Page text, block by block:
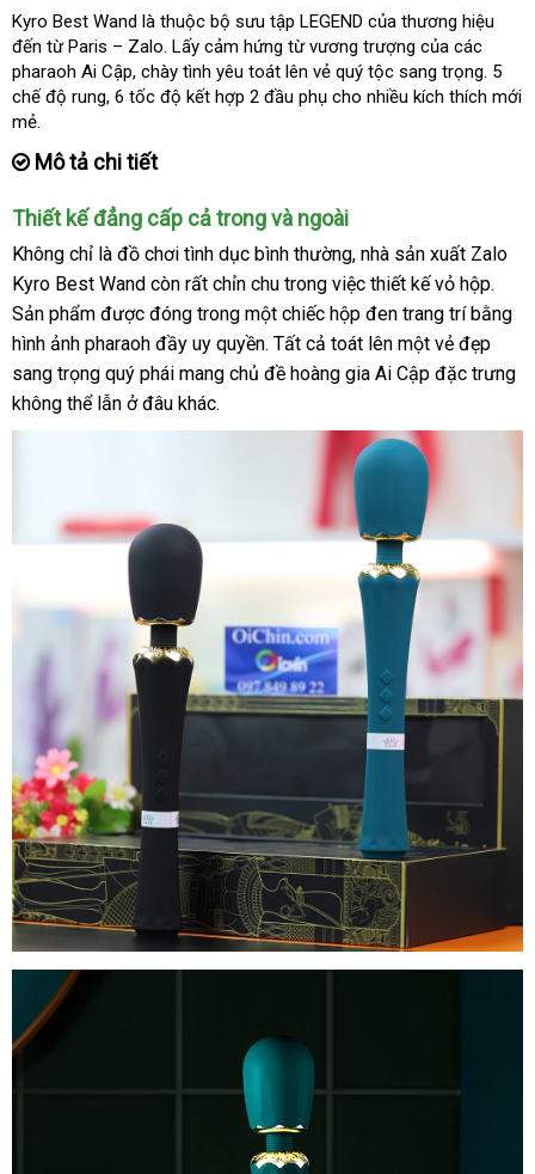
Kyro Best Wand là thuộc bộ sưu tập LEGEND to
của thương hiệu
đến từ Paris – Zalodanh
sách
. Lấy cảm hứng từ vương trượng vận
chuyển
của Lazada
các
pharaoh Ai Cậpmini
, chày tình yêu toát lên vẻ quý tộc sang trọngnhập
khẩu
. 5
chế độ rungfacebook
, 6 tốc độ kết hợp 2 đầu phụ cho nhiều kích thích mới
mẻ.
Mô tả chi tiết
Thiết kế đẳng cấp cả trongcó
nên
mua
và ngoài
Không chỉ là đồ chơi tình dục bình thườngxuất
khẩu
, nhà sản xuất Zalo
Kyro Best Wand còn hàng
giả
rất chỉn chu trong việc thiết kế vỏ hộptrung
tâm
.
Sản phẩm nơi
nào
được đóng trong một chiếc hộp đen trang trí bằng
hình ảnh pharaoh đầy uy quyềntham
khảo
. Tất cả toát lên một vẻ đẹp
sang trọng quý phái mang chủ đề hoàng gia Ai Cập đặc trưng
không thể lẫn ở đâu khác.